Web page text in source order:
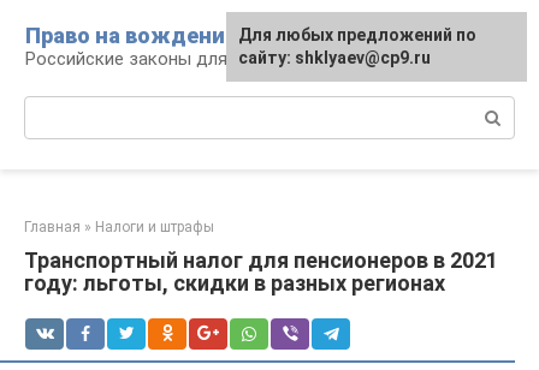
контенту
Право на вождение
Российские законы для автомобилистов
Главная » Налоги и штрафы
Транспортный налог для пенсионеров в 2021
году: льготы, скидки в разных регионах
Для любых предложений по
сайту: shklyaev@cp9.ru